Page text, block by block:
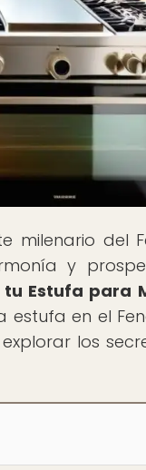
milenario del
y
tu Estufa para
en el
los